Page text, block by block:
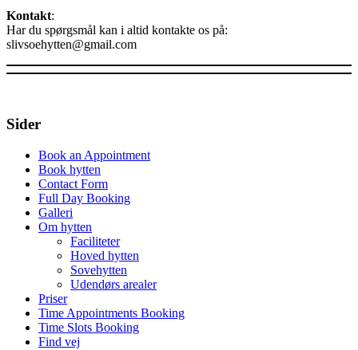
Kontakt:
Har du spørgsmål kan i altid kontakte os på:
slivsoehytten@gmail.com
Sider
Book an Appointment
Book hytten
Contact Form
Full Day Booking
Galleri
Om hytten
Faciliteter
Hoved hytten
Sovehytten
Udendørs arealer
Priser
Time Appointments Booking
Time Slots Booking
Find vej